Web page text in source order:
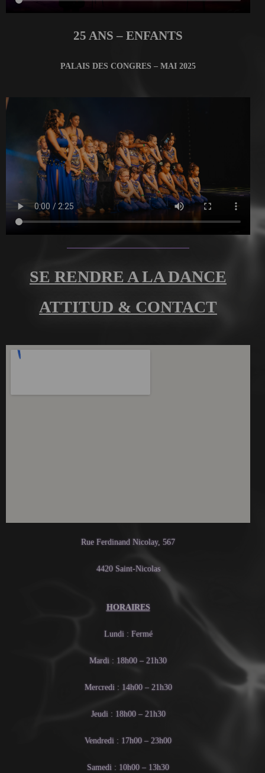
25 ANS – ENFANTS
PALAIS DES CONGRES – MAI 2025
SE RENDRE A LA DANCE
ATTITUD & CONTACT
Rue Ferdinand Nicolay, 567
4420 Saint-Nicolas
HORAIRES
Lundi : Fermé
Mardi : 18h00 – 21h30
Mercredi : 14h00 – 21h30
Jeudi : 18h00 – 21h30
Vendredi : 17h00 – 23h00
Samedi : 10h00 – 13h30